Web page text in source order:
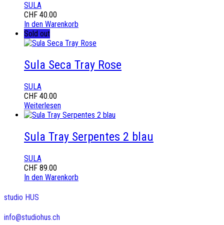
SULA
CHF 40.00
In den Warenkorb
Sold out
Sula Seca Tray Rose
SULA
CHF 40.00
Weiterlesen
Sula Tray Serpentes 2 blau
SULA
CHF 89.00
In den Warenkorb
studio HUS
info@studiohus.ch